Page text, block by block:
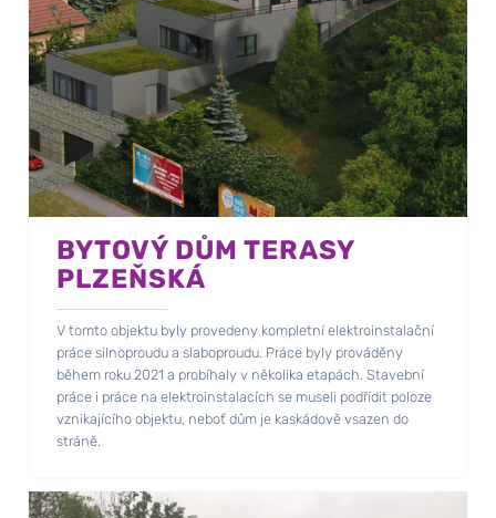
BYTOVÝ DŮM TERASY
PLZEŇSKÁ
V tomto objektu byly provedeny kompletní elektroinstalační
práce silnoproudu a slaboproudu. Práce byly prováděny
během roku 2021 a probíhaly v několika etapách. Stavební
práce i práce na elektroinstalacích se museli podřídit poloze
vznikajícího objektu, neboť dům je kaskádově vsazen do
stráně.